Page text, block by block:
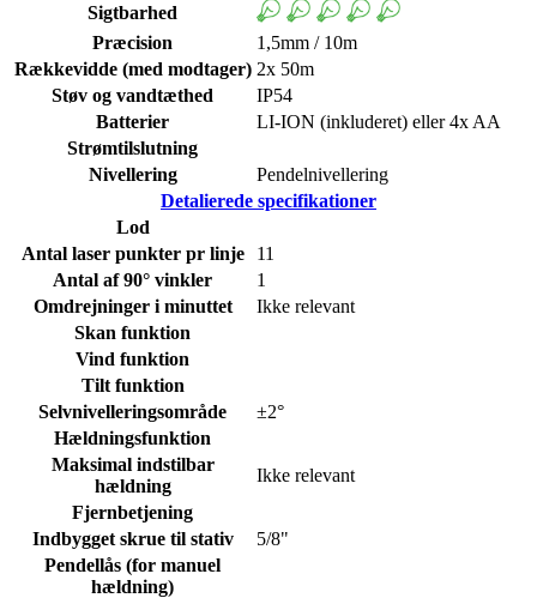
Sigtbarhed
Præcision
1,5mm / 10m
Rækkevidde (med modtager) 2x 50m
Støv og vandtæthed
IP54
Batterier
LI-ION (inkluderet) eller 4x AA
Strømtilslutning
Nivellering
Pendelnivellering
Detalierede specifikationer
Lod
Antal laser punkter pr linje
11
Antal af 90° vinkler
1
Omdrejninger i minuttet
Ikke relevant
Skan funktion
Vind funktion
Tilt funktion
Selvnivelleringsområde
±2°
Hældningsfunktion
Maksimal indstilbar
hældning
Ikke relevant
Fjernbetjening
Indbygget skrue til stativ
5/8"
Pendellås (for manuel
hældning)